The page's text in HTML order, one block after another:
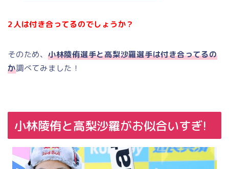
2人は付き合ってるのでしょうか？
そのため、 小林陵侑選手と高梨沙羅選手は付き合ってるの
か調べてみました！
小林陵侑と高梨沙羅がお似合いすぎ!